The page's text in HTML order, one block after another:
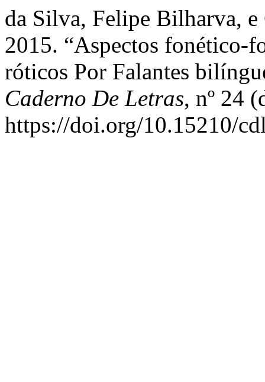
da Silva, Felipe Bilharva,
2015. “Aspectos fonético-
róticos Por Falantes
Caderno De Letras, nº 24
https://doi.org/10.15210/